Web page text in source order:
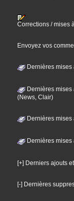
Corrections / mises
Envoyez vos
Dernières mises
Dernières mises
(News, Clair)
Dernières mises
Dernières mises
[+] Derniers ajouts
[-] Dernières